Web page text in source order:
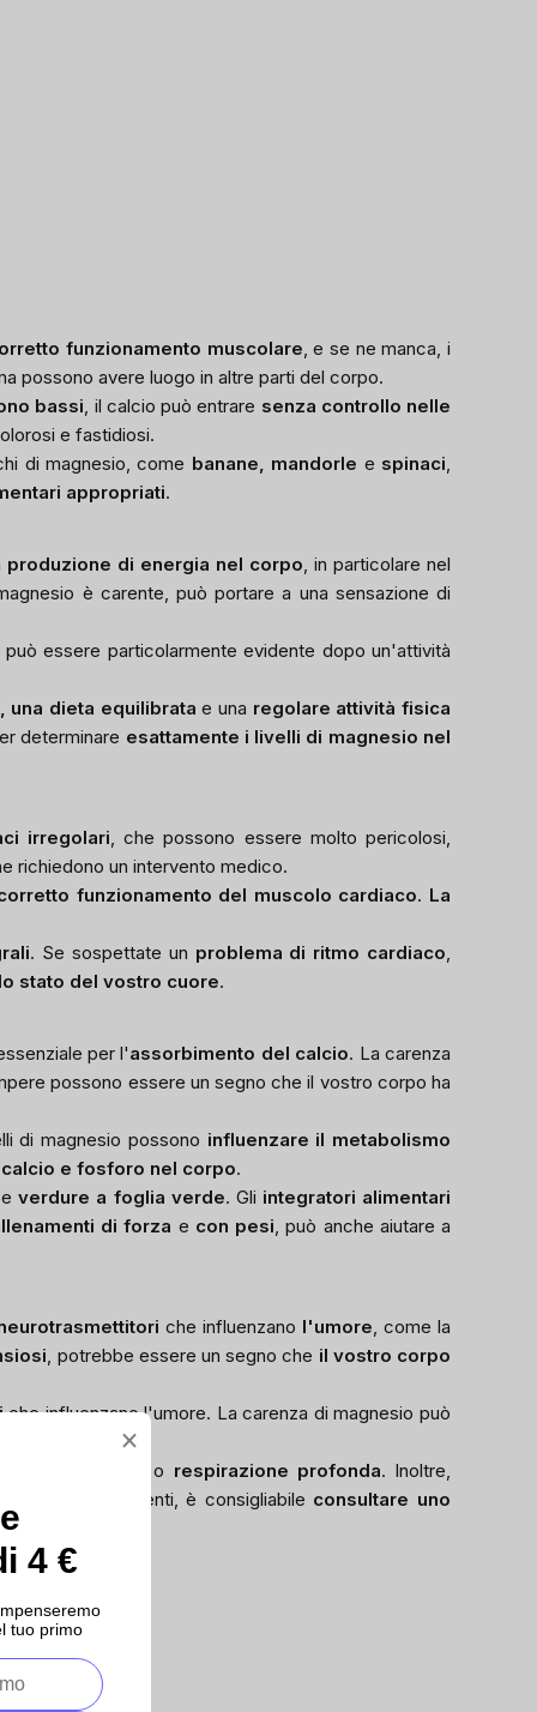
funzionamento muscolare , e se ne manca, i
possono avere luogo in altre parti del corpo.
bassi , il calcio può entrare senza controllo nelle
e fastidiosi.
di magnesio, come banane, mandorle e spinaci
appropriati.
produzione di energia nel corpo , in particolare nel
è carente, può portare a una sensazione di
può essere particolarmente evidente dopo un'attività
una dieta equilibrata e una regolare attività fisica
determinare esattamente i livelli di magnesio nel
irregolari , che possono essere molto pericolosi,
richiedono un intervento medico.
funzionamento del muscolo cardiaco. La
. Se sospettate un problema di ritmo cardiaco
stato del vostro cuore.
per l'assorbimento del calcio. La carenza
possono essere un segno che il vostro corpo ha
di magnesio possono influenzare il metabolismo
e fosforo nel corpo.
everdure a foglia verde. Gli integratori alimentari
di forza e con pesi , può anche aiutare a
che influenzano l'umore , come la
, potrebbe essere un segno che il vostro corpo
che influenzano l'umore. La carenza di magnesio può
o respirazione profonda. Inoltre,
persistenti, è consigliabile consultare uno
×
4 €
tuo primo